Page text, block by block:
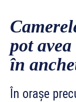
pot
în
În orașe